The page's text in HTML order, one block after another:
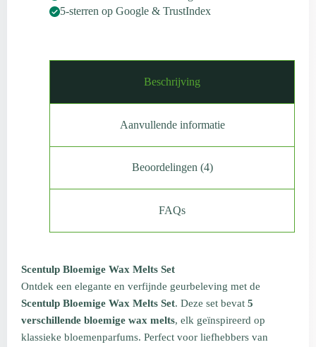
5-sterren op Google & TrustIndex
Beschrijving
Aanvullende informatie
Beoordelingen (4)
FAQs
Scentulp Bloemige Wax Melts Set
Ontdek een elegante en verfijnde geurbeleving met de
Scentulp Bloemige Wax Melts Set. Deze set bevat 5
verschillende bloemige wax melts, elk geïnspireerd op
klassieke bloemenparfums. Perfect voor liefhebbers van